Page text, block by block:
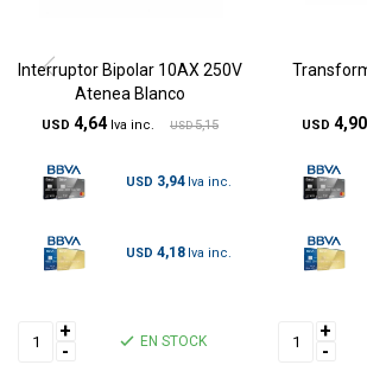
Interruptor Bipolar 10AX 250V
Atenea Blanco
USD 4,64 USD 5,15
USD 3,94
USD 4,18
+
-
EN STOCK
USD 4,90
+
-